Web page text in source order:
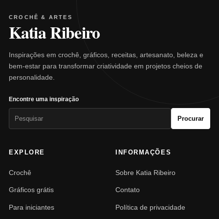
CROCHÊ & ARTES
Katia Ribeiro
Inspirações em crochê, gráficos, receitas, artesanato, beleza e
bem-estar para transformar criatividade em projetos cheios de
personalidade.
Encontre uma inspiração
Procurar
EXPLORE
Crochê
Gráficos grátis
Para iniciantes
INFORMAÇÕES
Sobre Katia Ribeiro
Contato
Política de privacidade